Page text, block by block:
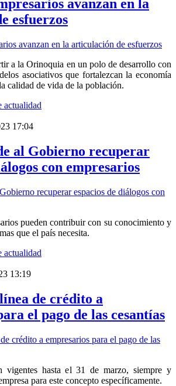
avanzan en la
esfuerzos
a la Orinoquia en un polo de desarrollo con
asociativos que fortalezcan la economía
calidad de vida de la población.
actualidad
17:04
al Gobierno recuperar
con empresarios
pueden contribuir con su conocimiento y
que el país necesita.
actualidad
13:19
de crédito a
el pago de las cesantías
vigentes hasta el 31 de marzo, siempre y
para este concepto específicamente.